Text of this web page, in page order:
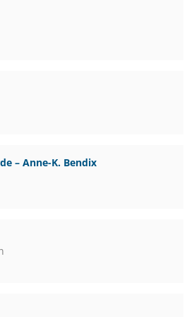
– Anne-K. Bendix